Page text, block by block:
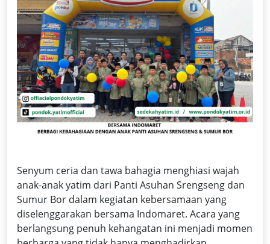
Senyum ceria dan tawa bahagia menghiasi wajah
anak-anak yatim dari Panti Asuhan Srengseng dan
Sumur Bor dalam kegiatan kebersamaan yang
diselenggarakan bersama Indomaret. Acara yang
berlangsung penuh kehangatan ini menjadi momen